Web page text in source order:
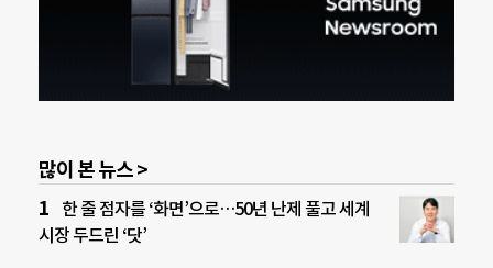
많이 본 뉴스 >
한 줄 점자를 ‘화면’으로…50년 난제 풀고 세계
시장 두드린 ‘닷’